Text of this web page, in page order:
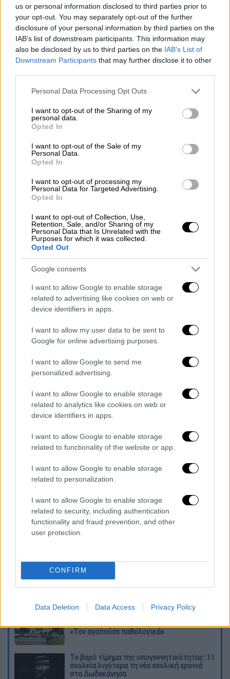
us or personal information disclosed to third parties prior to
your opt-out. You may separately opt-out of the further
disclosure of your personal information by third parties on the
IAB’s list of downstream participants. This information may
also be disclosed by us to third parties on the IAB’s List of
Downstream Participants that may further disclose it to other
Please note that this website/app uses one or more Google
not limited to your visit or usage behaviour. You may click to
grant or deny consent to Google and its third-party tags to
use your data for below specified purposes in below Google
consent section.
Personal Data Processing Opt Outs
I want to opt-out of the Sharing of my
personal data.
Opted In
I want to opt-out of the Sale of my
Personal Data.
Opted In
I want to opt-out of processing my
Personal Data for Targeted Advertising.
Opted In
I want to opt-out of Collection, Use,
Retention, Sale, and/or Sharing of my
Personal Data that Is Unrelated with the
Purposes for which it was collected.
Opted Out
Google consents
I want to allow Google to enable storage
related to advertising like cookies on web or
device identifiers in apps.
I want to allow my user data to be sent to
Google for online advertising purposes.
I want to allow Google to send me
personalized advertising.
I want to allow Google to enable storage
related to analytics like cookies on web or
device identifiers in apps.
I want to allow Google to enable storage
related to functionality of the website or app.
I want to allow Google to enable storage
related to personalization.
I want to allow Google to enable storage
related to security, including authentication
functionality and fraud prevention, and other
user protection.
CONFIRM
Data Deletion Data Access Privacy Policy
ΚαναδάΤζάστιν Τριντό.
Ο Τζάστιν Τριντό απαντώντας στονχάρτη,
που ανάρτησε ο Ντόναλντ Τραμπ,στον οποίο
ο Καναδάς εμφανίζεται τμήμα των ΗΠΑ,
εργαζόμενοι και στις δύο κοινότητες
επωφελούνται από τη συνεργασία μας στο
εμπόριο και την ασφάλεια».
ΔΙΑΒΑΣΤΕ ΕΠΙΣΗΣ
Τι καθιστά τη Γροιλανδία μοναδική
και γιατί την έβαλε στο μάτι ο Τραμπ:
Οργή μετά τις απειλές για βίαιη
προσάρτηση
«Δεν έχουν σημασία αυτά που λες»
Ο δισεκατομμυριούχος και στενός εταίρος
του Τραμπ, Έλον Μασκ είπε στον
σιωπήσειαποκαλώντας τον απαξιωτικά
κοπελιά» .«Κοπελιά, δεν είσαι πια
κυβερνήτης του Καναδά. Δεν έχουν σημασία
αυτά που λες», έγραψε.
There isn’t a snowball’s chance in hell
that Canada would become part of
Workers and communities in both our
countries benefit from being each
other’s biggest trading and security
partner.
— Justin Trudeau (@JustinTrudeau)
January 7, 2025
Η «ακτινογραφία» της καταστροφής από
τις φωτιές στη Δυτική Αττική - Οι
εκτάσεις που κάηκαν και η επόμενη μέρα
«Τον αγαπούσε παθολογικά»
Το βαρύ τίμημα της υπογεννητικότητας: 11
σχολεία λιγότερα τη νέα σχολική χρονιά
στα Δωδεκάνησα